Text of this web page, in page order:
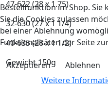
47-622 (28 x 1.75)
32-630 (27 x 1 1/4)
40-635 (28 x 1 1/2)
Gewicht 150g
Bestellfunktion im Shop. Sie
Sie die Cookies zulassen
bei einer Ablehnung
Funktionalitäten der Seite
Akzeptieren
Ablehnen
Weitere